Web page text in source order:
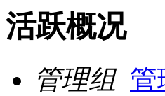
活跃概况
管理组 管